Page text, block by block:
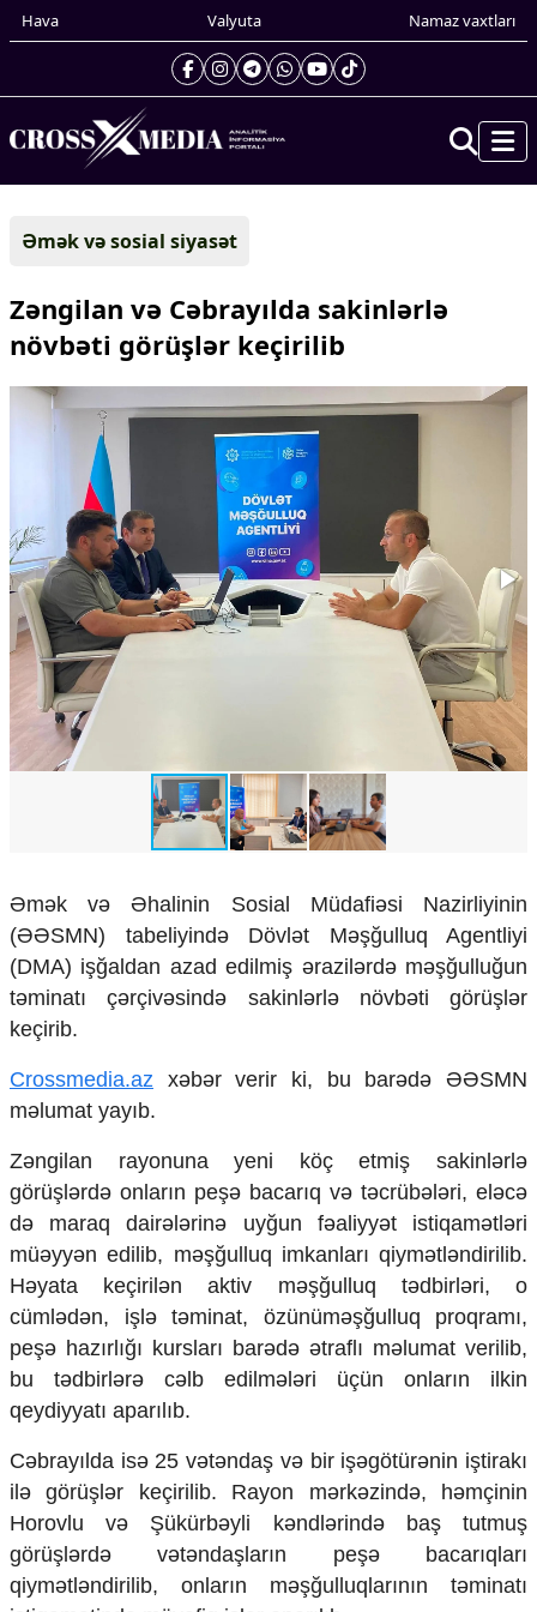
Hava Valyuta Namaz vaxtları
Gündəm
Xarici xəbərlər
Cənubi Qafqaz
Yaxın Şərq
Avropa
Amerika
Asiya
Afrika
Çarpaz baxış
Təhlil
Siyasi
Geosiyasi
İqtisadi
Sosioloji
Araşdırma
Multimedia
Podcast
Humanitar
Elm və təhsil
Mədəniyyət
Diaspor
Mədəniyyətimizin Zəfəri
Zəfər Diasporu
Ailə və uşaq
Turizm
İqtisadiyyat
İqtisadi xəbərlər
Energetika
Neft-qaz
Əmək və sosial siyasət
Kənd təsərrüfatı
Hərbi sənaye
COP29
Cəmiyyət
Crossmedia.az - 1 yaş
Siyasət
Əmək və sosial siyasət
Zəngilan və Cəbrayılda sakinlərlə
növbəti görüşlər keçirilib
Əmək və Əhalinin Sosial Müdafiəsi Nazirliyinin
(ƏƏSMN) tabeliyində Dövlət Məşğulluq Agentliyi
(DMA) işğaldan azad edilmiş ərazilərdə məşğulluğun
təminatı çərçivəsində sakinlərlə növbəti görüşlər
keçirib.
Crossmedia.az xəbər verir ki, bu barədə ƏƏSMN
məlumat yayıb.
Zəngilan rayonuna yeni köç etmiş sakinlərlə
görüşlərdə onların peşə bacarıq və təcrübələri, eləcə
də maraq dairələrinə uyğun fəaliyyət istiqamətləri
müəyyən edilib, məşğulluq imkanları qiymətləndirilib.
Həyata keçirilən aktiv məşğulluq tədbirləri, o
cümlədən, işlə təminat, özünüməşğulluq proqramı,
peşə hazırlığı kursları barədə ətraflı məlumat verilib,
bu tədbirlərə cəlb edilmələri üçün onların ilkin
qeydiyyatı aparılıb.
Cəbrayılda isə 25 vətəndaş və bir işəgötürənin iştirakı
ilə görüşlər keçirilib. Rayon mərkəzində, həmçinin
Horovlu və Şükürbəyli kəndlərində baş tutmuş
görüşlərdə vətəndaşların peşə bacarıqları
qiymətləndirilib, onların məşğulluqlarının təminatı